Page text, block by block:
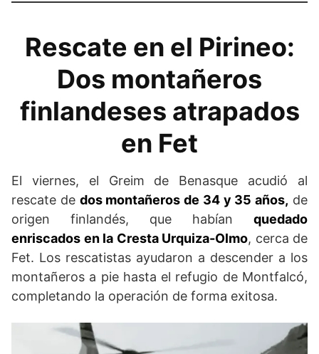
Rescate en el Pirineo:
Dos montañeros
finlandeses atrapados
en Fet
El viernes, el Greim de Benasque acudió al
rescate de dos montañeros de 34 y 35 años, de
origen finlandés, que habían quedado
enriscados en la Cresta Urquiza-Olmo, cerca de
Fet. Los rescatistas ayudaron a descender a los
montañeros a pie hasta el refugio de Montfalcó,
completando la operación de forma exitosa.